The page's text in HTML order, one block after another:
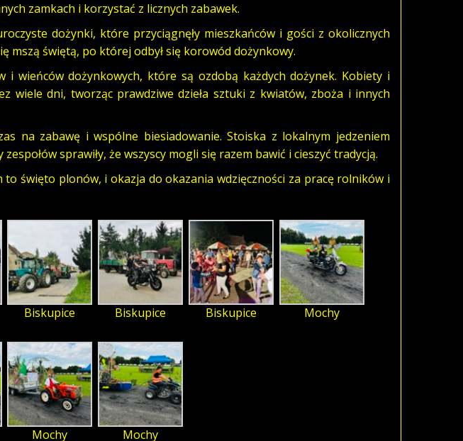
zamkach i korzystać z licznych zabawek.
dożynki, które przyciągnęły mieszkańców i gości z okolicznych
mszą świętą, po której odbył się korowód dożynkowy.
i wieńców dożynkowych, które są ozdobą każdych dożynek. Kobiety i
wiele dni, tworząc prawdziwe dzieła sztuki z kwiatów, zboża i innych
na zabawę i wspólne biesiadowanie. Stoiska z lokalnym jedzeniem
sprawiły, że wszyscy mogli się razem bawić i cieszyć tradycją.
to święto plonów, i okazja do okazania wdzięczności za pracę rolników i
Biskupice Biskupice Biskupice Mochy
Mochy Mochy